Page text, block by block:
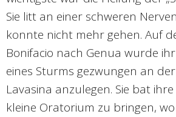
Sie litt an einer schweren
konnte nicht mehr gehen. Auf
Bonifacio nach Genua wurde
eines Sturms gezwungen an
Lavasina anzulegen. Sie bat ihre
kleine Oratorium zu bringen,